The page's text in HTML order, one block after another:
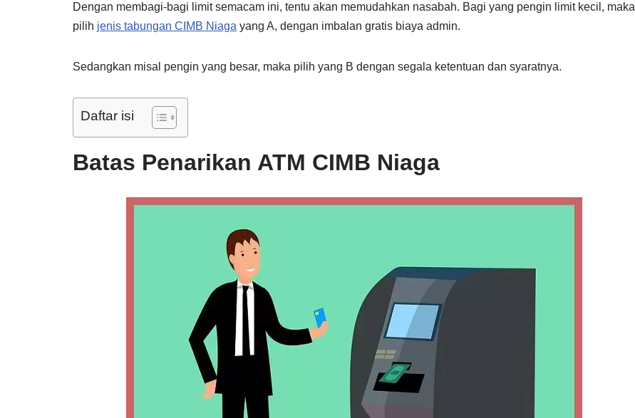
Dengan membagi-bagi limit semacam ini, tentu akan memudahkan nasabah. Bagi yang pengin limit kecil, maka
pilih jenis tabungan CIMB Niaga yang A, dengan imbalan gratis biaya admin.
Sedangkan misal pengin yang besar, maka pilih yang B dengan segala ketentuan dan syaratnya.
Daftar isi
Batas Penarikan ATM CIMB Niaga